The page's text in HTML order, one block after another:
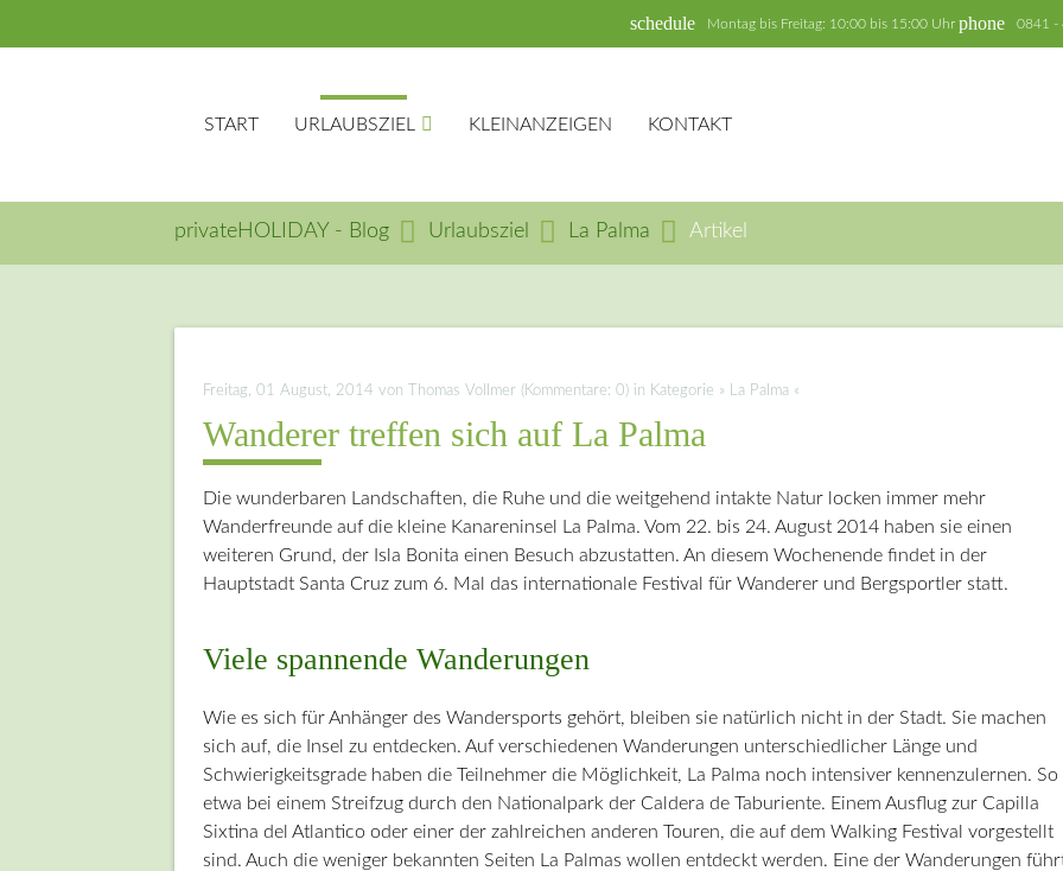
phone 0841 -
schedule Montag bis Freitag: 10:00 bis 15:00 Uhr
START URLAUBSZIEL KLEINANZEIGEN KONTAKT
Suchbegriffe
privateHOLIDAY - Blog Urlaubsziel La Palma Artikel
Freitag, 01 August, 2014 von Thomas Vollmer (Kommentare: 0) in Kategorie » La Palma «
Wanderer treffen sich auf La Palma
Die wunderbaren Landschaften, die Ruhe und die weitgehend intakte Natur locken immer mehr
Wanderfreunde auf die kleine Kanareninsel La Palma. Vom 22. bis 24. August 2014 haben sie einen
weiteren Grund, der Isla Bonita einen Besuch abzustatten. An diesem Wochenende findet in der
Hauptstadt Santa Cruz zum 6. Mal das internationale Festival für Wanderer und Bergsportler statt.
Viele spannende Wanderungen
Wie es sich für Anhänger des Wandersports gehört, bleiben sie natürlich nicht in der Stadt. Sie machen
sich auf, die Insel zu entdecken. Auf verschiedenen Wanderungen unterschiedlicher Länge und
Schwierigkeitsgrade haben die Teilnehmer die Möglichkeit, La Palma noch intensiver kennenzulernen. So
etwa bei einem Streifzug durch den Nationalpark der Caldera de Taburiente. Einem Ausflug zur Capilla
Sixtina del Atlantico oder einer der zahlreichen anderen Touren, die auf dem Walking Festival vorgestellt
sind. Auch die weniger bekannten Seiten La Palmas wollen entdeckt werden. Eine der Wanderungen